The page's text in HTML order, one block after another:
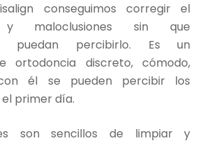
conseguimos corregir el
y maloclusiones sin que
puedan percibirlo. Es un
ortodoncia discreto, cómodo,
él se pueden percibir los
primer día.
son sencillos de limpiar y